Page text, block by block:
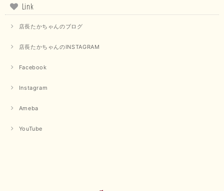
Link
店長たかちゃんのブログ
店長たかちゃんのINSTAGRAM
Facebook
Instagram
Ameba
YouTube